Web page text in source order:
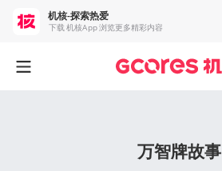
万智牌故事
机核-探索热爱
下载 机核App 浏览更多精彩内容